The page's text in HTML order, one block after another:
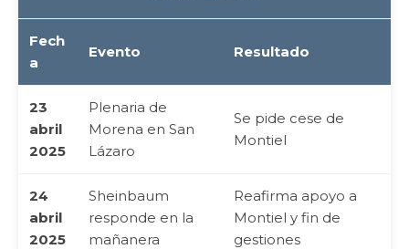
Fech
a
Evento Resultado
23
abril
2025
Plenaria de
Morena en San
Lázaro
Se pide cese de
Montiel
24
abril
2025
Sheinbaum
responde en la
mañanera
Reafirma apoyo a
Montiel y fin de
gestiones